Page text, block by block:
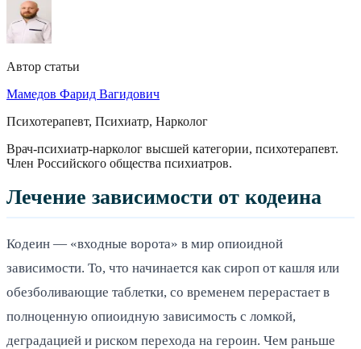
Автор статьи
Мамедов Фарид Вагидович
Психотерапевт, Психиатр, Нарколог
Врач-психиатр-нарколог высшей категории, психотерапевт.
Член Российского общества психиатров.
Лечение зависимости от кодеина
Кодеин — «входные ворота» в мир опиоидной
зависимости. То, что начинается как сироп от кашля или
обезболивающие таблетки, со временем перерастает в
полноценную опиоидную зависимость с ломкой,
деградацией и риском перехода на героин. Чем раньше